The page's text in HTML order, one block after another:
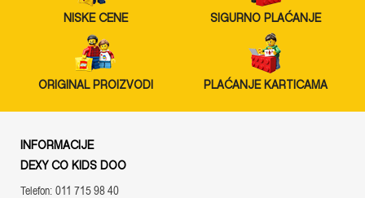
NISKE CENE SIGURNO PLAĆANJE
ORIGINAL PROIZVODI PLAĆANJE KARTICAMA
INFORMACIJE
DEXY CO KIDS DOO
Telefon: 011 715 98 40